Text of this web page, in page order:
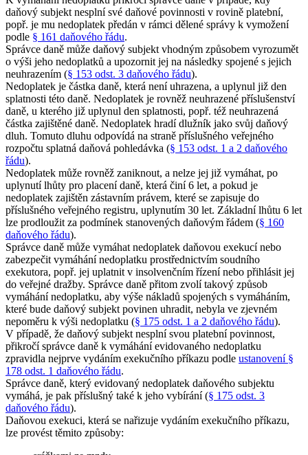
daňový subjekt nesplní své daňové povinnosti v rovině platební,
popř. je mu nedoplatek předán v rámci dělené správy k vymožení
podle § 161 daňového řádu.
Správce daně může daňový subjekt vhodným způsobem vyrozumět
o výši jeho nedoplatků a upozornit jej na následky spojené s jejich
neuhrazením (§ 153 odst. 3 daňového řádu).
Nedoplatek je částka daně, která není uhrazena, a uplynul již den
splatnosti této daně. Nedoplatek je rovněž neuhrazené příslušenství
daně, u kterého již uplynul den splatnosti, popř. též neuhrazená
částka zajištěné daně. Nedoplatek hradí dlužník jako svůj daňový
dluh. Tomuto dluhu odpovídá na straně příslušného veřejného
rozpočtu splatná daňová pohledávka (§ 153 odst. 1 a 2 daňového
řádu).
Nedoplatek může rovněž zaniknout, a nelze jej již vymáhat, po
uplynutí lhůty pro placení daně, která činí 6 let, a pokud je
nedoplatek zajištěn zástavním právem, které se zapisuje do
příslušného veřejného registru, uplynutím 30 let. Základní lhůtu 6 let
lze prodloužit za podmínek stanovených daňovým řádem (§ 160
daňového řádu).
Správce daně může vymáhat nedoplatek daňovou exekucí nebo
zabezpečit vymáhání nedoplatku prostřednictvím soudního
exekutora, popř. jej uplatnit v insolvenčním řízení nebo přihlásit jej
do veřejné dražby. Správce daně přitom zvolí takový způsob
vymáhání nedoplatku, aby výše nákladů spojených s vymáháním,
které bude daňový subjekt povinen uhradit, nebyla ve zjevném
nepoměru k výši nedoplatku (§ 175 odst. 1 a 2 daňového řádu).
V případě, že daňový subjekt nesplní svou platební povinnost,
přikročí správce daně k vymáhání evidovaného nedoplatku
zpravidla nejprve vydáním exekučního příkazu podle ustanovení §
178 odst. 1 daňového řádu.
Správce daně, který evidovaný nedoplatek daňového subjektu
vymáhá, je pak příslušný také k jeho vybírání (§ 175 odst. 3
daňového řádu).
Daňovou exekuci, která se nařizuje vydáním exekučního příkazu,
lze provést těmito způsoby: